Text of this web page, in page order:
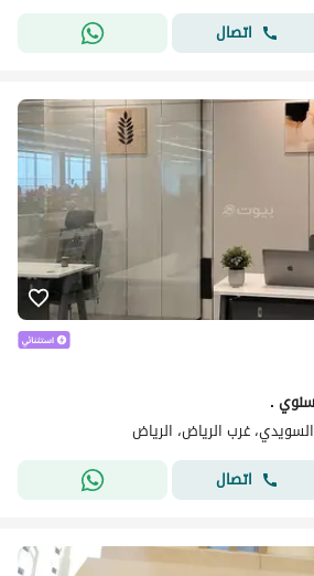
اتصال
.
غرب الرياض، الرياض
اتصال